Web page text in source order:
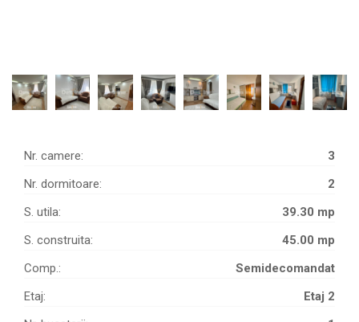
Nr. camere:
3
Nr. dormitoare:
2
S. utila:
39.30 mp
S. construita:
45.00 mp
Comp.:
Semidecomandat
Etaj:
Etaj 2